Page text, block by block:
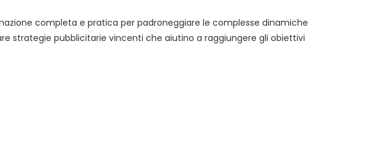
completa e pratica per padroneggiare le complesse dinamiche
strategie pubblicitarie vincenti che aiutino a raggiungere gli obiettivi